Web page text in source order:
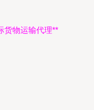
货物运输代理**